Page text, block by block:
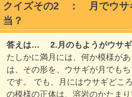
クイズその2 ： 月でウサ
当？
答えは… 2.月のもようがウサギ
たしかに満月には、何か模様が
は、その形を、ウサギが月でも
です。 でも、月にはウサギどこ
の模様の正体は、溶岩のかたま